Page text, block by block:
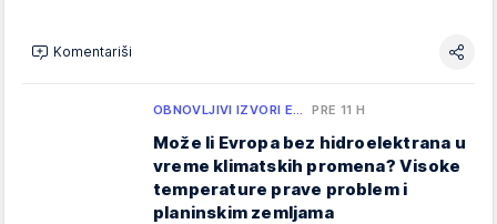
Komentariši
OBNOVLJIVI IZVORI E… PRE 11 H
Može li Evropa bez hidroelektrana u
vreme klimatskih promena? Visoke
temperature prave problem i
planinskim zemljama